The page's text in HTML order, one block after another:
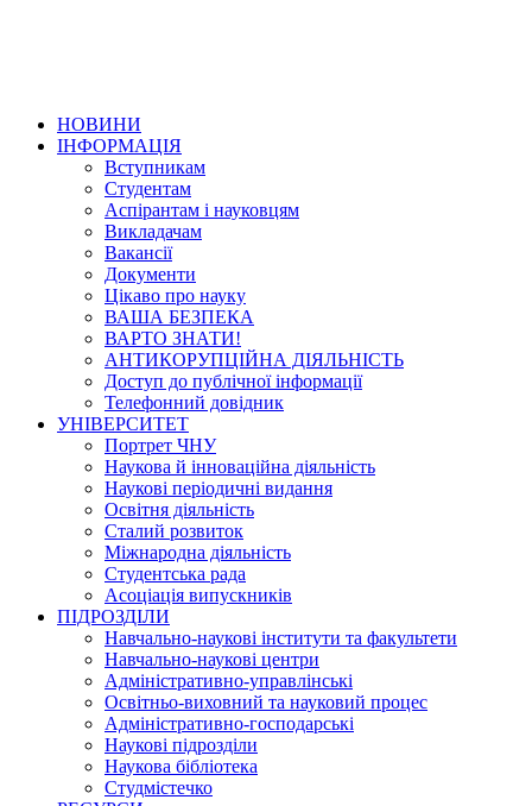
НОВИНИ
ІНФОРМАЦІЯ
Вступникам
Студентам
Аспірантам і науковцям
Викладачам
Вакансії
Документи
Цікаво про науку
ВАША БЕЗПЕКА
ВАРТО ЗНАТИ!
АНТИКОРУПЦІЙНА ДІЯЛЬНІСТЬ
Доступ до публічної інформації
Телефонний довідник
УНІВЕРСИТЕТ
Портрет ЧНУ
Наукова й інноваційна діяльність
Наукові періодичні видання
Освітня діяльність
Сталий розвиток
Міжнародна діяльність
Студентська рада
Асоціація випускників
ПІДРОЗДІЛИ
Навчально-наукові інститути та факультети
Навчально-наукові центри
Адміністративно-управлінські
Освітньо-виховний та науковий процес
Адміністративно-господарські
Наукові підрозділи
Наукова бібліотека
Студмістечко